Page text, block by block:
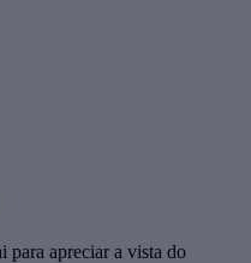
para apreciar a vista do